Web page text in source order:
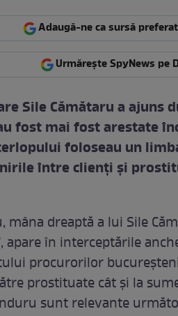
Adaugă-ne ca sursă
Urmărește SpyNews pe
Sile Cămătaru a ajuns
fost mai fost arestate
foloseau un
între clienţi şi
mâna dreaptă a lui Sile
apare în interceptările
procurorilor
prostituate cât şi la
sunt relevante